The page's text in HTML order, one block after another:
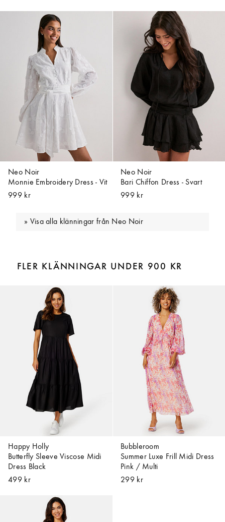
Neo Noir
Monnie Embroidery Dress - Vit
999 kr
Neo Noir
Bari Chiffon Dress - Svart
999 kr
Visa alla klänningar från Neo Noir
FLER KLÄNNINGAR UNDER 900 KR
Happy Holly
Butterfly Sleeve Viscose Midi
Dress Black
499 kr
Bubbleroom
Summer Luxe Frill Midi Dress
Pink / Multi
299 kr